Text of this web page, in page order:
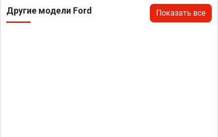
Другие модели Ford Показать все